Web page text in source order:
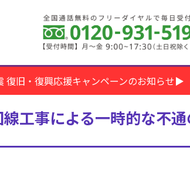
復旧・復興応援キャンペーンのお知らせ▶
工事による一時的な不